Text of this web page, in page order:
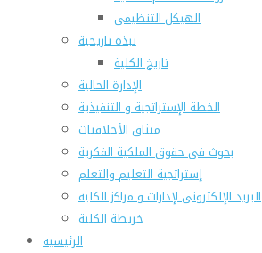
الهيكل التنظيمى
نبذة تاريخية
تاريخ الكلية
الإدارة الحالية
الخطة الإستراتجية و التنفيذية
ميثاق الأخلاقيات
بحوث فى حقوق الملكية الفكرية
إستراتجية التعليم والتعلم
البريد الإلكترونى لإدارات و مراكز الكلية
خريطة الكلية
الرئيسيه